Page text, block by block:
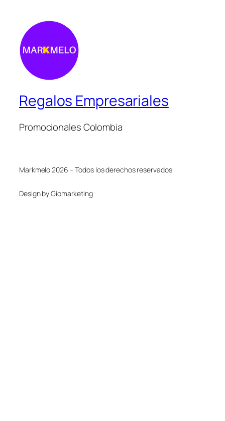
Regalos Empresariales
Promocionales Colombia
Markmelo 2026 – Todos los derechos reservados
Design by Giomarketing